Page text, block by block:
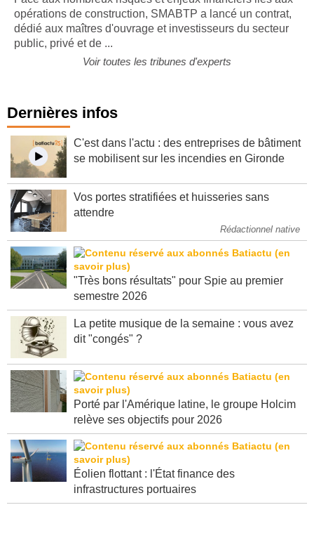
Face aux nombreux risques et enjeux financiers liés aux
opérations de construction, SMABTP a lancé un contrat,
dédié aux maîtres d'ouvrage et investisseurs du secteur
Dernières infos
C'est dans l'actu : des entreprises de bâtiment
Vos portes stratifiées et huisseries sans
Rédactionnel native
"Très bons résultats" pour Spie au premier
La petite musique de la semaine : vous avez
Porté par l'Amérique latine, le groupe Holcim
Éolien flottant : l'État finance des